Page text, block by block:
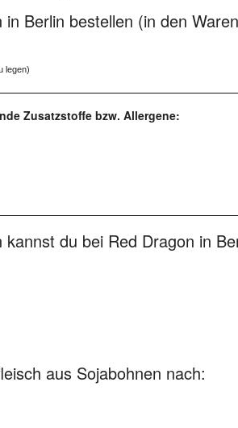
Berlin bestellen (in den
legen)
Zusatzstoffe bzw. Allergene:
du bei Red Dragon in
aus Sojabohnen nach: